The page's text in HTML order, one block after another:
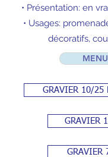
• Présentation: en
• Usages:
décoratifs,
MENU
GRAVIER 10/25
GRAVIER
GRAVIER